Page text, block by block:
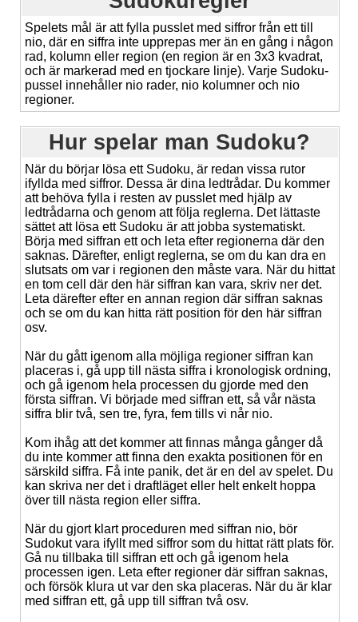
Spelets mål är att fylla pusslet med siffror från ett till
nio, där en siffra inte upprepas mer än en gång i någon
rad, kolumn eller region (en region är en 3x3 kvadrat,
och är markerad med en tjockare linje). Varje Sudoku-
pussel innehåller nio rader, nio kolumner och nio
regioner.
Hur spelar man Sudoku?
När du börjar lösa ett Sudoku, är redan vissa rutor
ifyllda med siffror. Dessa är dina ledtrådar. Du kommer
att behöva fylla i resten av pusslet med hjälp av
ledtrådarna och genom att följa reglerna. Det lättaste
sättet att lösa ett Sudoku är att jobba systematiskt.
Börja med siffran ett och leta efter regionerna där den
saknas. Därefter, enligt reglerna, se om du kan dra en
slutsats om var i regionen den måste vara. När du hittat
en tom cell där den här siffran kan vara, skriv ner det.
Leta därefter efter en annan region där siffran saknas
och se om du kan hitta rätt position för den här siffran
osv.
När du gått igenom alla möjliga regioner siffran kan
placeras i, gå upp till nästa siffra i kronologisk ordning,
och gå igenom hela processen du gjorde med den
första siffran. Vi började med siffran ett, så vår nästa
siffra blir två, sen tre, fyra, fem tills vi når nio.
Kom ihåg att det kommer att finnas många gånger då
du inte kommer att finna den exakta positionen för en
särskild siffra. Få inte panik, det är en del av spelet. Du
kan skriva ner det i draftläget eller helt enkelt hoppa
över till nästa region eller siffra.
När du gjort klart proceduren med siffran nio, bör
Sudokut vara ifyllt med siffror som du hittat rätt plats för.
Gå nu tillbaka till siffran ett och gå igenom hela
processen igen. Leta efter regioner där siffran saknas,
och försök klura ut var den ska placeras. När du är klar
med siffran ett, gå upp till siffran två osv.